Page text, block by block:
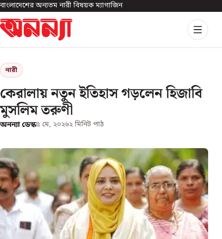
বাংলাদেশের অন্যতম নারী বিষয়ক ম্যাগাজিন
নারী
কেরালায় নতুন ইতিহাস গড়লেন হিজাবি
মুসলিম তরুণী
অনন্যা ডেস্ক৫ মে, ২০২৬২ মিনিট পাঠ